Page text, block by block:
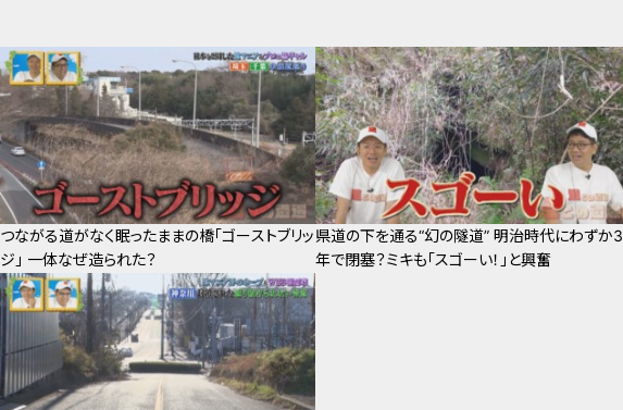
つながる道がなく眠ったままの橋「ゴーストブリッ
ジ」 一体なぜ造られた？
県道の下を通る“幻の隧道” 明治時代にわずか3
年で閉塞？ミキも「スゴーい！」と興奮